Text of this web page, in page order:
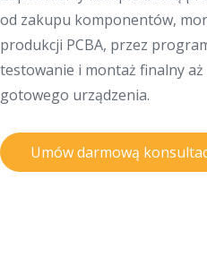
od zakupu komponentów,
produkcji PCBA, przez
testowanie i montaż finalny aż
gotowego urządzenia.
Umów darmową